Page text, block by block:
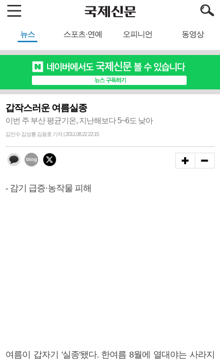
뉴스 스포츠·연예 오피니언 동영상
갑작스러운 여름실종
이번 주 부산 평균기온, 지난해보다 5~6도 낮아
김인수 김성룡 김용호 기자 | 2011.08.22 22:15
- 감기 급증·농작물 피해
여름이 갑자기 '실종'됐다. 한여름 8월에 열대야는 사라지